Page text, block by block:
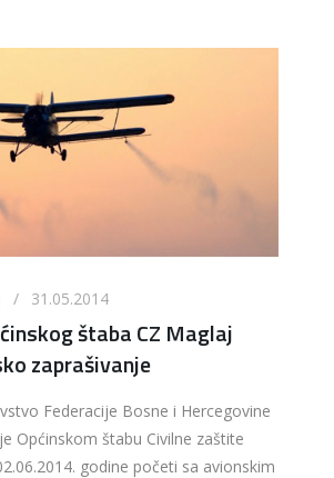
/ 31.05.2014
štaba CZ Maglaj
zaprašivanje
Federacije Bosne i Hercegovine
Općinskom štabu Civilne zaštite
godine početi sa avionskim